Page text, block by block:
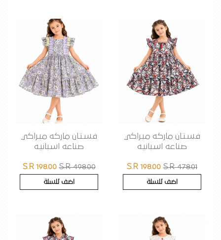
فستان ماركه ميراكي
صناعه اسبانيه
S.R 198.00 S.R 478.01
اضف للسلة
فستان ماركه ميراكي
صناعه اسبانيه
S.R 198.00 S.R 498.00
اضف للسلة